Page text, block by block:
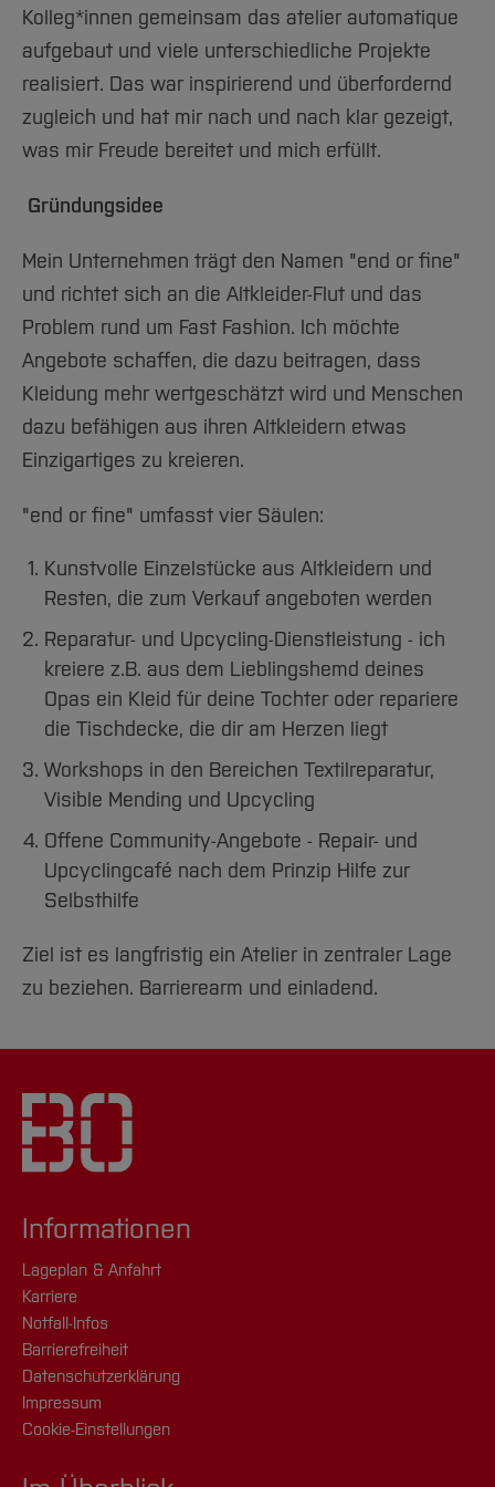
Arbeiten im FB G
Forschung und Projekte
International
Team
Service
Studiengänge
Studieninteressierte
Aktuelles
Studium
Fachgruppen
Forschung und Entwicklung
Team
Amtliche Bekanntmachungen
Notfall-Infos
BO Shop
Familiengerechte Hochschule
Gleichstellung
Diskriminierungsfreie Hochschule
Vertretungen
Wahlen
Hochschulbibliothek
Hochschulkommunikation
International Office
Zentrale Studienberatung
Katharina Losekamm
Laura Öner
Anita Wallow
Ann-Katrin Flüss
Vanessa Flieger, László & Dominik Lempner
Alexander Föll und Igor Merker
Marleen Weichler
Melinda Gnass
Lenka Mildner
sustalive
Zahra Bonakdar und Vedat Günes
semasquare
Kolleg*innen gemeinsam das atelier automatique
aufgebaut und viele unterschiedliche Projekte
realisiert. Das war inspirierend und überfordernd
zugleich und hat mir nach und nach klar gezeigt,
was mir Freude bereitet und mich erfüllt.
Gründungsidee
Mein Unternehmen trägt den Namen "end or fine"
und richtet sich an die Altkleider-Flut und das
Problem rund um Fast Fashion. Ich möchte
Angebote schaffen, die dazu beitragen, dass
Kleidung mehr wertgeschätzt wird und Menschen
dazu befähigen aus ihren Altkleidern etwas
Einzigartiges zu kreieren.
"end or fine" umfasst vier Säulen:
Kunstvolle Einzelstücke aus Altkleidern und
Resten, die zum Verkauf angeboten werden
Reparatur- und Upcycling-Dienstleistung - ich
kreiere z.B. aus dem Lieblingshemd deines
Opas ein Kleid für deine Tochter oder repariere
die Tischdecke, die dir am Herzen liegt
Workshops in den Bereichen Textilreparatur,
Visible Mending und Upcycling
Offene Community-Angebote - Repair- und
Upcyclingcafé nach dem Prinzip Hilfe zur
Selbsthilfe
Ziel ist es langfristig ein Atelier in zentraler Lage
zu beziehen. Barrierearm und einladend.
Informationen
Lageplan & Anfahrt
Karriere
Notfall-Infos
Barrierefreiheit
Datenschutzerklärung
Impressum
Cookie-Einstellungen